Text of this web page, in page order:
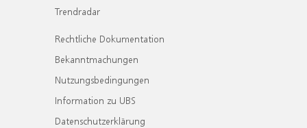
Trendradar
Rechtliche Dokumentation
Bekanntmachungen
Nutzungsbedingungen
Information zu UBS
Datenschutzerklärung